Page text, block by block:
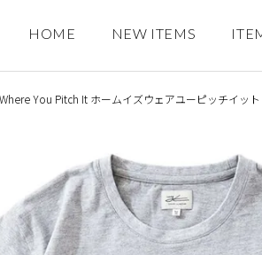
HOME NEW ITEMS
検索
You Pitch It ホームイズウェアユーピッチイッ